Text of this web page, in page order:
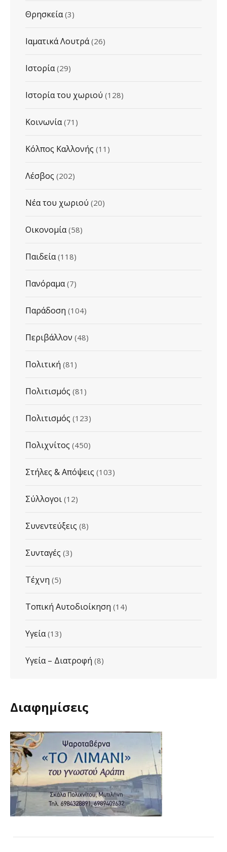
Θρησκεία(3)
Ιαματικά Λουτρά(26)
Ιστορία(29)
Ιστορία του χωριού (128)
Κοινωνία(71)
Κόλπος Καλλονής (11)
Λέσβος (202)
Νέα του χωριού (20)
Οικονομία(58)
Παιδεία(118)
Πανόραμα(7)
Παράδοση (104)
Περιβάλλον (48)
Πολιτική (81)
Πολιτισμός (81)
Πολιτισμός (123)
Πολιχνίτος (450)
Στήλες & Απόψεις (103)
Σύλλογοι (12)
Συνεντεύξεις (8)
Συνταγές (3)
Τέχνη (5)
Τοπική Αυτοδιοίκηση (14)
Υγεία(13)
Υγεία – Διατροφή (8)
Διαφημίσεις